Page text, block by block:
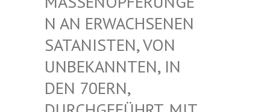
AN ERWACHSENEN S
ATANISTEN, VON U
NBEKANNTEN, IN D
EN 70ERN, D